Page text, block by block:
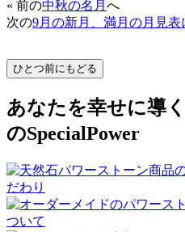
« 前の中秋の名月 へ
次の9月の新月、満月の月見
あなたを幸せに導
のSpecialPower